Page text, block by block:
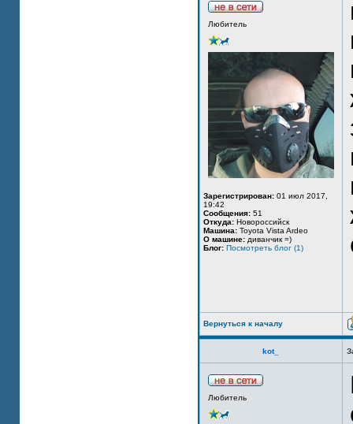
Любитель
Зарегистрирован: 01 июл 2017,
19:42
Сообщения: 51
Откуда: Новороссийск
Машина: Toyota Vista Ardeo
О машине: диванчик =)
Блог: Посмотреть блог (1)
Вернуться к началу
kot_
Любитель